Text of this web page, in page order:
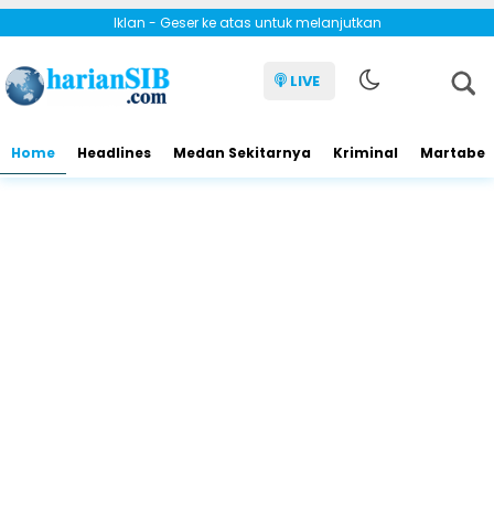
Iklan - Geser ke atas untuk melanjutkan
LIVE
Home Headlines Medan Sekitarnya Kriminal Martabe